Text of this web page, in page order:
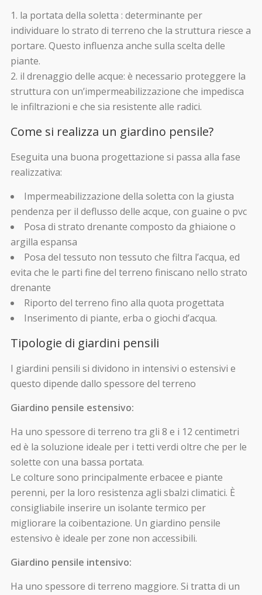
la portata della soletta : determinante per
individuare lo strato di terreno che la struttura riesce a
portare. Questo influenza anche sulla scelta delle
piante.
il drenaggio delle acque: è necessario proteggere la
struttura con un’impermeabilizzazione che impedisca
le infiltrazioni e che sia resistente alle radici.
Come si realizza un giardino pensile?
Eseguita una buona progettazione si passa alla fase
realizzativa:
Impermeabilizzazione della soletta con la giusta
pendenza per il deflusso delle acque, con guaine o pvc
Posa di strato drenante composto da ghiaione o
argilla espansa
Posa del tessuto non tessuto che filtra l’acqua, ed
evita che le parti fine del terreno finiscano nello strato
drenante
Riporto del terreno fino alla quota progettata
Inserimento di piante, erba o giochi d’acqua.
Tipologie di giardini pensili
I giardini pensili si dividono in intensivi o estensivi e
questo dipende dallo spessore del terreno
Giardino pensile estensivo:
Ha uno spessore di terreno tra gli 8 e i 12 centimetri
ed è la soluzione ideale per i tetti verdi oltre che per le
solette con una bassa portata.
Le colture sono principalmente erbacee e piante
perenni, per la loro resistenza agli sbalzi climatici. È
consigliabile inserire un isolante termico per
migliorare la coibentazione. Un giardino pensile
estensivo è ideale per zone non accessibili.
Giardino pensile intensivo:
Ha uno spessore di terreno maggiore. Si tratta di un